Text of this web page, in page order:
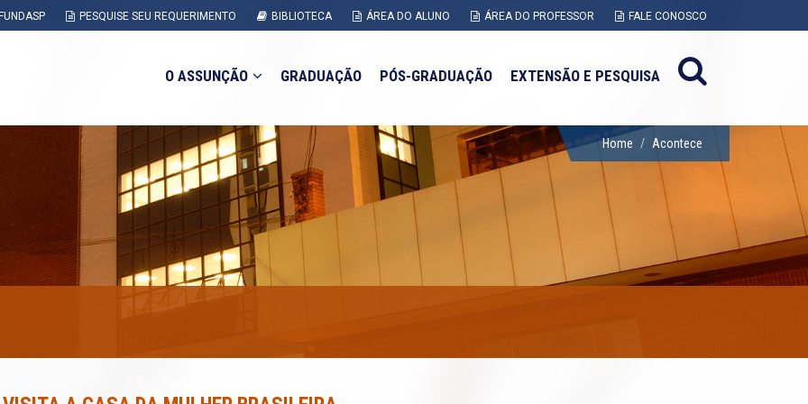
PESQUISE SEU REQUERIMENTO BIBLIOTECA ÁREA DO ALUNO ÁREA DO PROFESSOR FALE CONOSCO
O ASSUNÇÃO GRADUAÇÃO PÓS-GRADUAÇÃO EXTENSÃO E PESQUISA
Home Acontece